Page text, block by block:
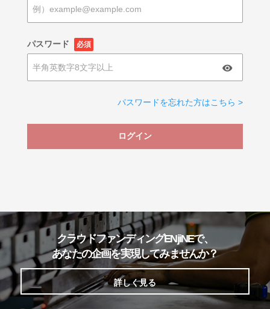
パスワード 必須
パスワードを忘れた方はこちら >
ログイン
クラウドファンディングENjiNEで、
あなたの企画を実現してみませんか？
詳しく見る